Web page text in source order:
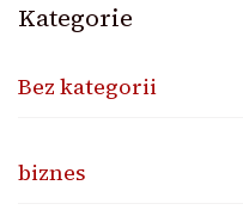
Kategorie
Bez kategorii
biznes